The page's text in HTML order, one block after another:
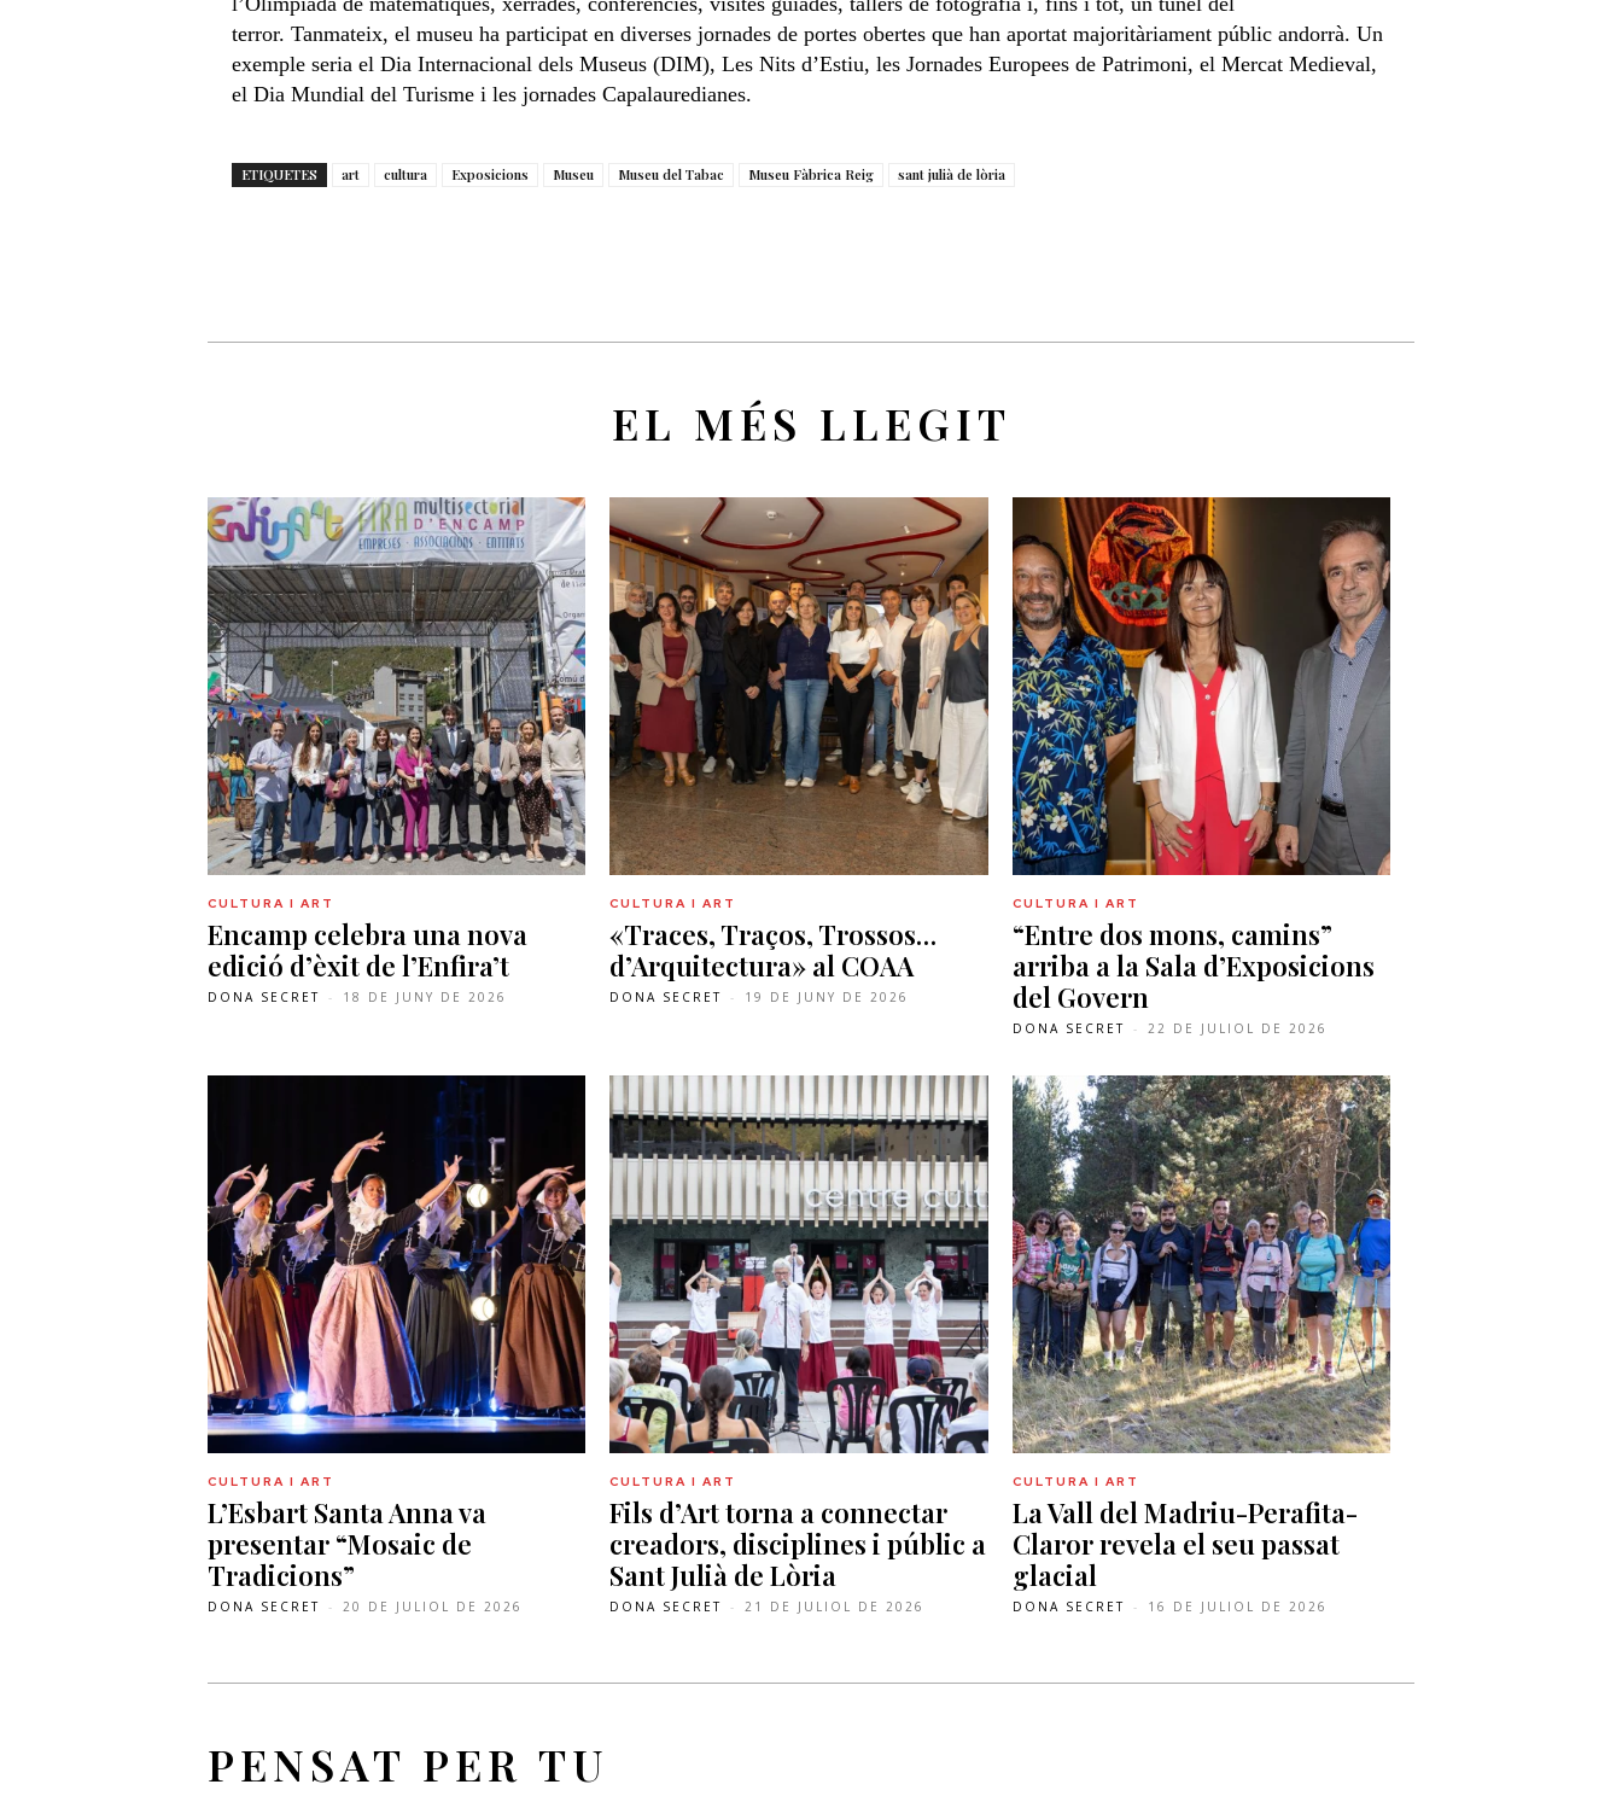
terror. Tanmateix, el museu ha participat en diverses jornades de portes obertes que han aportat majoritàriament públic andorrà. Un
exemple seria el Dia Internacional dels Museus (DIM), Les Nits d’Estiu, les Jornades Europees de Patrimoni, el Mercat Medieval,
el Dia Mundial del Turisme i les jornades Capalauredianes.
ETIQUETES art cultura Exposicions Museu Museu del Tabac Museu Fàbrica Reig sant julià de lòria
EL MÉS LLEGIT
CULTURA I ART
Encamp celebra una nova
edició d’èxit de l’Enfira’t
DONA SECRET - 18 DE JUNY DE 2026
CULTURA I ART
«Traces, Traços, Trossos…
d’Arquitectura» al COAA
DONA SECRET - 19 DE JUNY DE 2026
CULTURA I ART
“Entre dos mons, camins”
arriba a la Sala d’Exposicions
del Govern
DONA SECRET - 22 DE JULIOL DE 2026
CULTURA I ART
L’Esbart Santa Anna va
presentar “Mosaic de
Tradicions”
DONA SECRET - 20 DE JULIOL DE 2026
CULTURA I ART
Fils d’Art torna a connectar
creadors, disciplines i públic a
Sant Julià de Lòria
DONA SECRET - 21 DE JULIOL DE 2026
CULTURA I ART
La Vall del Madriu-Perafita-
Claror revela el seu passat
glacial
DONA SECRET - 16 DE JULIOL DE 2026
PENSAT PER TU